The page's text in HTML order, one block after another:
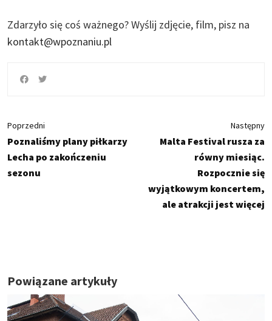
Zdarzyło się coś ważnego?Wyślij zdjęcie, film, pisz na
kontakt@wpoznaniu.pl
Poprzedni
Poznaliśmy plany piłkarzy
Lecha po zakończeniu
sezonu
Następny
Malta Festival rusza za
równy miesiąc.
Rozpocznie się
wyjątkowym koncertem,
ale atrakcji jest więcej
Powiązane artykuły